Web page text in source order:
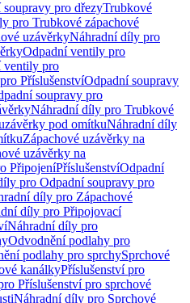
pro dřezyTrubkové
pro Trubkové zápachové
uzávěrkyNáhradní díly pro
Odpadní ventily pro
ventily pro
PříslušenstvíOdpadní soupravy
soupravy pro
Náhradní díly pro Trubkové
pod omítkuNáhradní díly
Zápachové uzávěrky na
uzávěrky na
PřipojeníPříslušenstvíOdpadní
pro Odpadní soupravy pro
díly pro Zápachové
díly pro Připojovací
Náhradní díly pro
Odvodnění podlahy pro
podlahy pro sprchySprchové
kanálkyPříslušenství pro
Příslušenství pro sprchové
Náhradní díly pro Sprchové